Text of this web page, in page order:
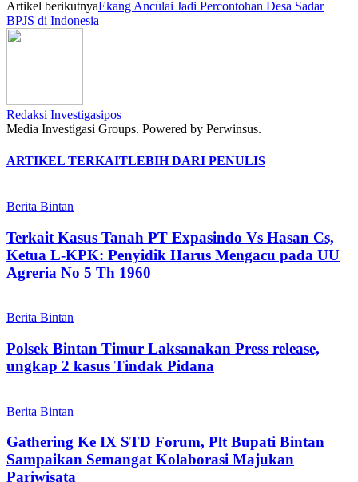
Artikel berikutnyaEkang Anculai Jadi Percontohan Desa Sadar
BPJS di Indonesia
Redaksi Investigasipos
Media Investigasi Groups. Powered by Perwinsus.
ARTIKEL TERKAITLEBIH DARI PENULIS
Berita Bintan
Terkait Kasus Tanah PT Expasindo Vs Hasan Cs,
Ketua L-KPK: Penyidik Harus Mengacu pada UU
Agreria No 5 Th 1960
Berita Bintan
Polsek Bintan Timur Laksanakan Press release,
ungkap 2 kasus Tindak Pidana
Berita Bintan
Gathering Ke IX STD Forum, Plt Bupati Bintan
Sampaikan Semangat Kolaborasi Majukan
Pariwisata